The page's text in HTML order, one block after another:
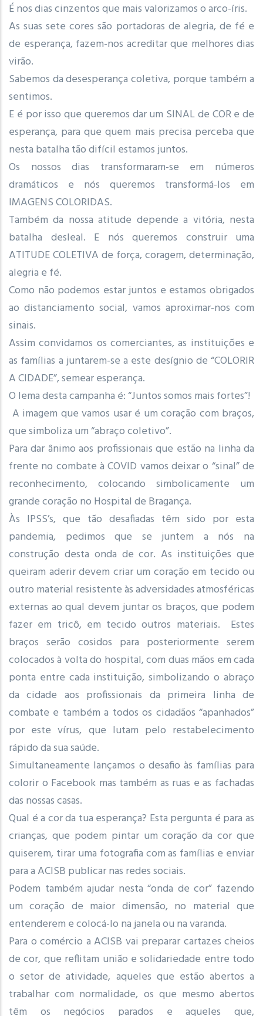
É nos dias cinzentos que mais valorizamos o arco-íris.
As suas sete cores são portadoras de alegria, de fé e
de esperança, fazem-nos acreditar que melhores dias
virão.
Sabemos da desesperança coletiva, porque também a
sentimos.
E é por isso que queremos dar um SINAL de COR e de
esperança, para que quem mais precisa perceba que
nesta batalha tão difícil estamos juntos.
Os nossos dias transformaram-se em números
dramáticos e nós queremos transformá-los em
IMAGENS COLORIDAS.
Também da nossa atitude depende a vitória, nesta
batalha desleal. E nós queremos construir uma
ATITUDE COLETIVA de força, coragem, determinação,
alegria e fé.
Como não podemos estar juntos e estamos obrigados
ao distanciamento social, vamos aproximar-nos com
sinais.
Assim convidamos os comerciantes, as instituições e
as famílias a juntarem-se a este desígnio de “COLORIR
A CIDADE”, semear esperança.
O lema desta campanha é: “Juntos somos mais fortes”!
A imagem que vamos usar é um coração com braços,
que simboliza um “abraço coletivo”.
Para dar ânimo aos profissionais que estão na linha da
frente no combate à COVID vamos deixar o “sinal” de
reconhecimento, colocando simbolicamente um
grande coração no Hospital de Bragança.
Às IPSS’s, que tão desafiadas têm sido por esta
pandemia, pedimos que se juntem a nós na
construção desta onda de cor. As instituições que
queiram aderir devem criar um coração em tecido ou
outro material resistente às adversidades atmosféricas
externas ao qual devem juntar os braços, que podem
fazer em tricô, em tecido outros materiais. Estes
braços serão cosidos para posteriormente serem
colocados à volta do hospital, com duas mãos em cada
ponta entre cada instituição, simbolizando o abraço
da cidade aos profissionais da primeira linha de
combate e também a todos os cidadãos “apanhados”
por este vírus, que lutam pelo restabelecimento
rápido da sua saúde.
Simultaneamente lançamos o desafio às famílias para
colorir o Facebook mas também as ruas e as fachadas
das nossas casas.
Qual é a cor da tua esperança? Esta pergunta é para as
crianças, que podem pintar um coração da cor que
quiserem, tirar uma fotografia com as famílias e enviar
para a ACISB publicar nas redes sociais.
Podem também ajudar nesta “onda de cor” fazendo
um coração de maior dimensão, no material que
entenderem e colocá-lo na janela ou na varanda.
Para o comércio a ACISB vai preparar cartazes cheios
de cor, que reflitam união e solidariedade entre todo
o setor de atividade, aqueles que estão abertos a
trabalhar com normalidade, os que mesmo abertos
têm os negócios parados e aqueles que,